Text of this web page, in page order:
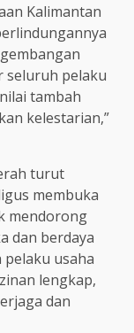
Kalimantan
seluruh pelaku
tambah
kelestarian,”
turut
membuka
mendorong
dan berdaya
usaha
lengkap,
dan